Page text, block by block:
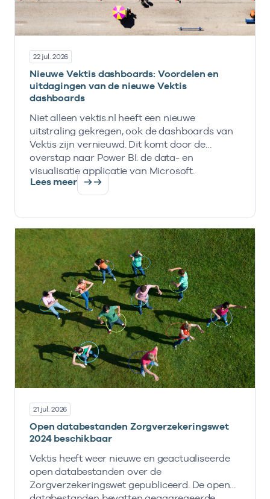
22 jul. 2026
Nieuwe Vektis dashboards: Voordelen en
uitdagingen van de nieuwe Vektis
dashboards
Niet alleen vektis.nl heeft een nieuwe
uitstraling gekregen, ook de dashboards van
Vektis zijn vernieuwd. Dit komt door de
overstap naar Power BI: de data- en
visualisatie applicatie van Microsoft.
Lees meer
21 jul. 2026
Open databestanden Zorgverzekeringswet
2024 beschikbaar
Vektis heeft weer nieuwe en geactualiseerde
open databestanden over de
Zorgverzekeringswet gepubliceerd. De open